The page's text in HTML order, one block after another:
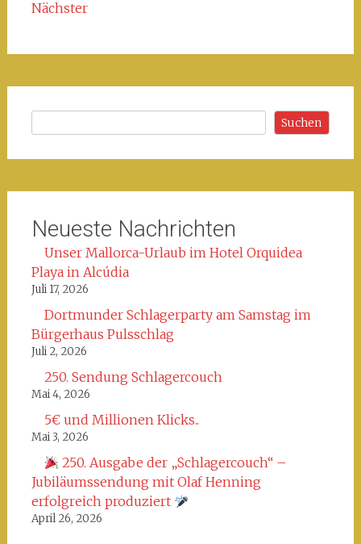
Nächster
Suchen
Neueste Nachrichten
Unser Mallorca-Urlaub im Hotel Orquidea
Playa in Alcúdia
Juli 17, 2026
Dortmunder Schlagerparty am Samstag im
Bürgerhaus Pulsschlag
Juli 2, 2026
250. Sendung Schlagercouch
Mai 4, 2026
5€ und Millionen Klicks..
Mai 3, 2026
250. Ausgabe der „Schlagercouch“ –
Jubiläumssendung mit Olaf Henning
erfolgreich produziert
April 26, 2026